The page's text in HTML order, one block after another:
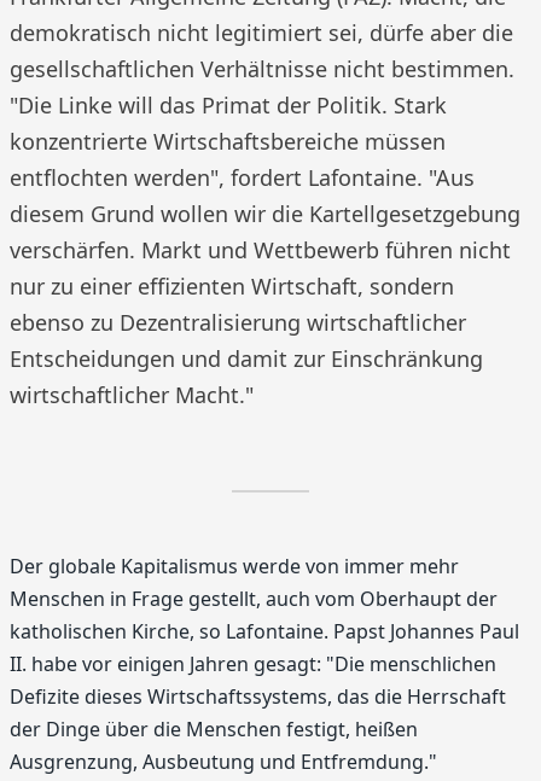
demokratisch nicht legitimiert sei, dürfe aber die
gesellschaftlichen Verhältnisse nicht bestimmen.
"Die Linke will das Primat der Politik. Stark
konzentrierte Wirtschaftsbereiche müssen
entflochten werden", fordert Lafontaine. "Aus
diesem Grund wollen wir die Kartellgesetzgebung
verschärfen. Markt und Wettbewerb führen nicht
nur zu einer effizienten Wirtschaft, sondern
ebenso zu Dezentralisierung wirtschaftlicher
Entscheidungen und damit zur Einschränkung
wirtschaftlicher Macht."
Der globale Kapitalismus werde von immer mehr
Menschen in Frage gestellt, auch vom Oberhaupt der
katholischen Kirche, so Lafontaine. Papst Johannes Paul
II. habe vor einigen Jahren gesagt: "Die menschlichen
Defizite dieses Wirtschaftssystems, das die Herrschaft
der Dinge über die Menschen festigt, heißen
Ausgrenzung, Ausbeutung und Entfremdung."